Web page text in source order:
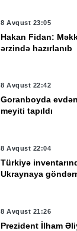
8 Avqust 23:05
Hakan Fidan:
ərzində hazırlanıb
8 Avqust 22:42
Goranboyda evdən
meyiti tapıldı
8 Avqust 22:04
Türkiyə
Ukraynaya
8 Avqust 21:26
Prezident İlham